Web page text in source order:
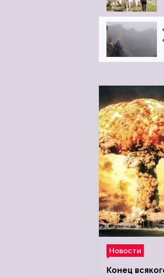
Новости
Конец